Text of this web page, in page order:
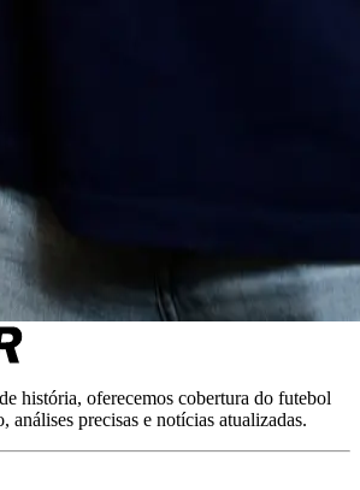
história, oferecemos cobertura do futebol
análises precisas e notícias atualizadas.